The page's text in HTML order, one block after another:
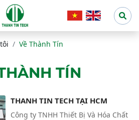
Về Thành Tín
TÍN
THANH TIN TECH TẠI HCM
Công ty TNHH Thiết Bị Và Hóa Chất